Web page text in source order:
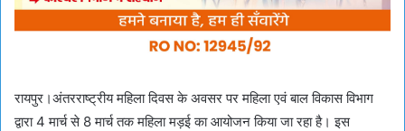
रायपुर।अंतरराष्ट्रीय महिला दिवस के अवसर पर महिला एवं बाल विकास विभाग
द्वारा 4 मार्च से 8 मार्च तक महिला मड़ई का आयोजन किया जा रहा है। इस